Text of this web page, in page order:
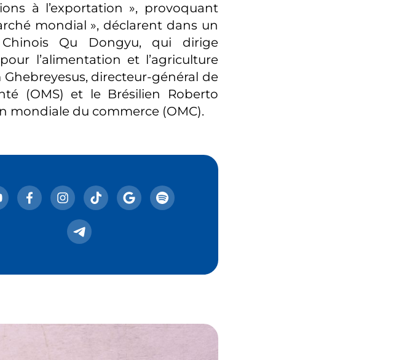
à l’exportation », provoquant
mondial », déclarent dans un
Qu Dongyu, qui dirige
l’alimentation et l’agriculture
Ghebreyesus, directeur-général de
(OMS) et le Brésilien Roberto
mondiale du commerce (OMC).